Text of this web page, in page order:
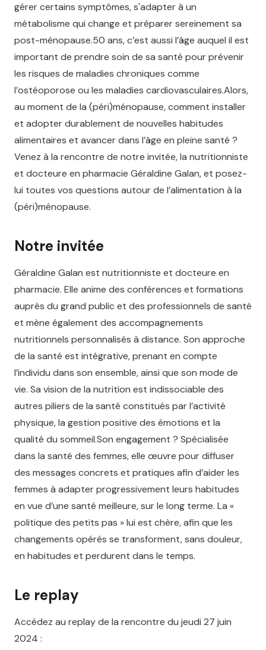
gérer certains symptômes, s'adapter à un
métabolisme qui change et préparer sereinement sa
post-ménopause.50 ans, c’est aussi l’âge auquel il est
important de prendre soin de sa santé pour prévenir
les risques de maladies chroniques comme
l’ostéoporose ou les maladies cardiovasculaires.Alors,
au moment de la (péri)ménopause, comment installer
et adopter durablement de nouvelles habitudes
alimentaires et avancer dans l’âge en pleine santé ?
Venez à la rencontre de notre invitée, la nutritionniste
et docteure en pharmacie Géraldine Galan, et posez-
lui toutes vos questions autour de l’alimentation à la
(péri)ménopause.
Notre invitée
Géraldine Galan est nutritionniste et docteure en
pharmacie. Elle anime des conférences et formations
auprès du grand public et des professionnels de santé
et mène également des accompagnements
nutritionnels personnalisés à distance. Son approche
de la santé est intégrative, prenant en compte
l’individu dans son ensemble, ainsi que son mode de
vie. Sa vision de la nutrition est indissociable des
autres piliers de la santé constitués par l’activité
physique, la gestion positive des émotions et la
qualité du sommeil.Son engagement ? ‍Spécialisée
dans la santé des femmes, elle œuvre pour diffuser
des messages concrets et pratiques afin d’aider les
femmes à adapter progressivement leurs habitudes
en vue d’une santé meilleure, sur le long terme. La «
politique des petits pas » lui est chère, afin que les
changements opérés se transforment, sans douleur,
en habitudes et perdurent dans le temps.
Le replay
Accédez au replay de la rencontre du jeudi 27 juin
2024 :